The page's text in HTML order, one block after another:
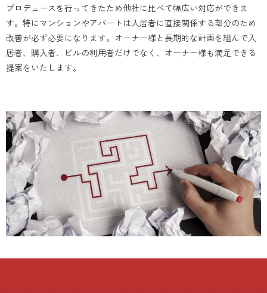
プロデュースを行ってきたため他社に比べて幅広い対応ができま
す。特にマンションやアパートは入居者に直接関係する部分のため
改善が必ず必要になります。オーナー様と長期的な計画を組んで入
居者、購入者、ビルの利用者だけでなく、オーナー様も満足できる
提案をいたします。